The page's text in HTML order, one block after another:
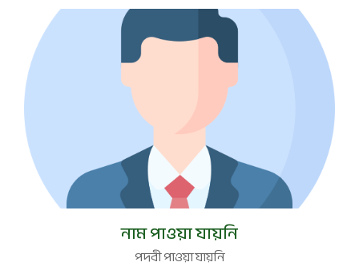
নাম পাওয়া যায়নি
পদবী পাওয়া যায়নি